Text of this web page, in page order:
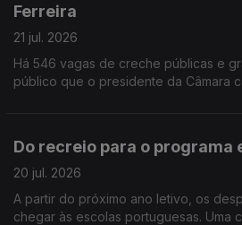
Ferreira
21 jul. 2026
Há 546 vagas de creche públicas e
público que o presidente da Câmara
Do recreio para o programa
20 jul. 2026
A partir do próximo ano letivo, os
chegar às escolas portuguesas. Uma